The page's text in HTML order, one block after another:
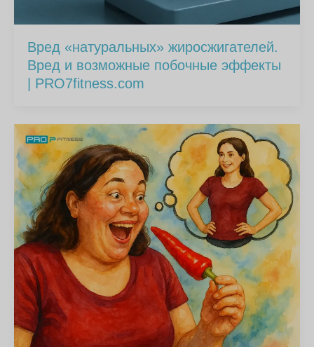
Вред «натуральных» жиросжигателей.
Вред и возможные побочные эффекты
| PRO7fitness.com